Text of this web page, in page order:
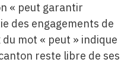
« peut garantir
des engagements de
du mot « peut » indique
reste libre de ses